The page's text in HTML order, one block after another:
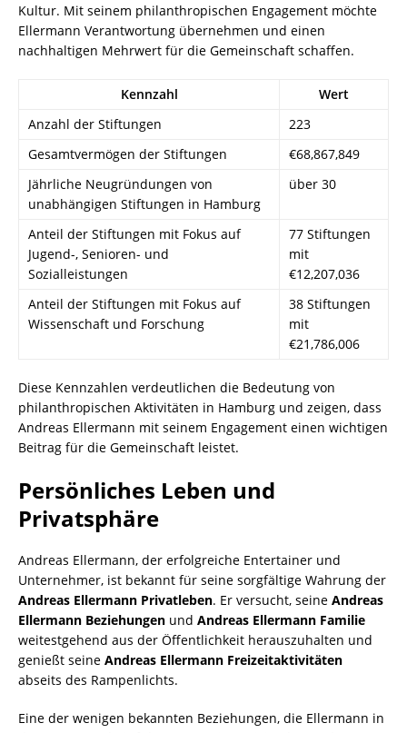
Kultur. Mit seinem philanthropischen Engagement möchte
Ellermann Verantwortung übernehmen und einen
nachhaltigen Mehrwert für die Gemeinschaft schaffen.
Kennzahl
Wert
Anzahl der Stiftungen
223
Gesamtvermögen der Stiftungen
€68,867,849
Jährliche Neugründungen von
unabhängigen Stiftungen in Hamburg
über 30
Anteil der Stiftungen mit Fokus auf
Jugend-, Senioren- und
Sozialleistungen
77 Stiftungen
mit
€12,207,036
Anteil der Stiftungen mit Fokus auf
Wissenschaft und Forschung
38 Stiftungen
mit
€21,786,006
Diese Kennzahlen verdeutlichen die Bedeutung von
philanthropischen Aktivitäten in Hamburg und zeigen, dass
Andreas Ellermann mit seinem Engagement einen wichtigen
Beitrag für die Gemeinschaft leistet.
Persönliches Leben und
Privatsphäre
Andreas Ellermann, der erfolgreiche Entertainer und
Unternehmer, ist bekannt für seine sorgfältige Wahrung der
Andreas Ellermann Privatleben. Er versucht, seine Andreas
Ellermann Beziehungen und Andreas Ellermann Familie
weitestgehend aus der Öffentlichkeit herauszuhalten und
genießt seine Andreas Ellermann Freizeitaktivitäten
abseits des Rampenlichts.
Eine der wenigen bekannten Beziehungen, die Ellermann in